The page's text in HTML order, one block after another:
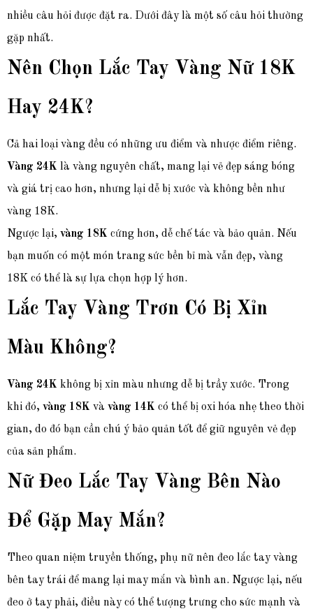
nhiều câu hỏi được đặt ra. Dưới đây là một số câu hỏi thường
gặp nhất.
Nên Chọn Lắc Tay Vàng Nữ 18K
Hay 24K?
Cả hai loại vàng đều có những ưu điểm và nhược điểm riêng.
Vàng 24K là vàng nguyên chất, mang lại vẻ đẹp sáng bóng
và giá trị cao hơn, nhưng lại dễ bị xước và không bền như
vàng 18K.
Ngược lại, vàng 18K cứng hơn, dễ chế tác và bảo quản. Nếu
bạn muốn có một món trang sức bền bỉ mà vẫn đẹp, vàng
18K có thể là sự lựa chọn hợp lý hơn.
Lắc Tay Vàng Trơn Có Bị Xỉn
Màu Không?
Vàng 24K không bị xỉn màu nhưng dễ bị trầy xước. Trong
khi đó, vàng 18K và vàng 14K có thể bị oxi hóa nhẹ theo thời
gian, do đó bạn cần chú ý bảo quản tốt để giữ nguyên vẻ đẹp
của sản phẩm.
Nữ Đeo Lắc Tay Vàng Bên Nào
Để Gặp May Mắn?
Theo quan niệm truyền thống, phụ nữ nên đeo lắc tay vàng
bên tay trái để mang lại may mắn và bình an. Ngược lại, nếu
đeo ở tay phải, điều này có thể tượng trưng cho sức mạnh và